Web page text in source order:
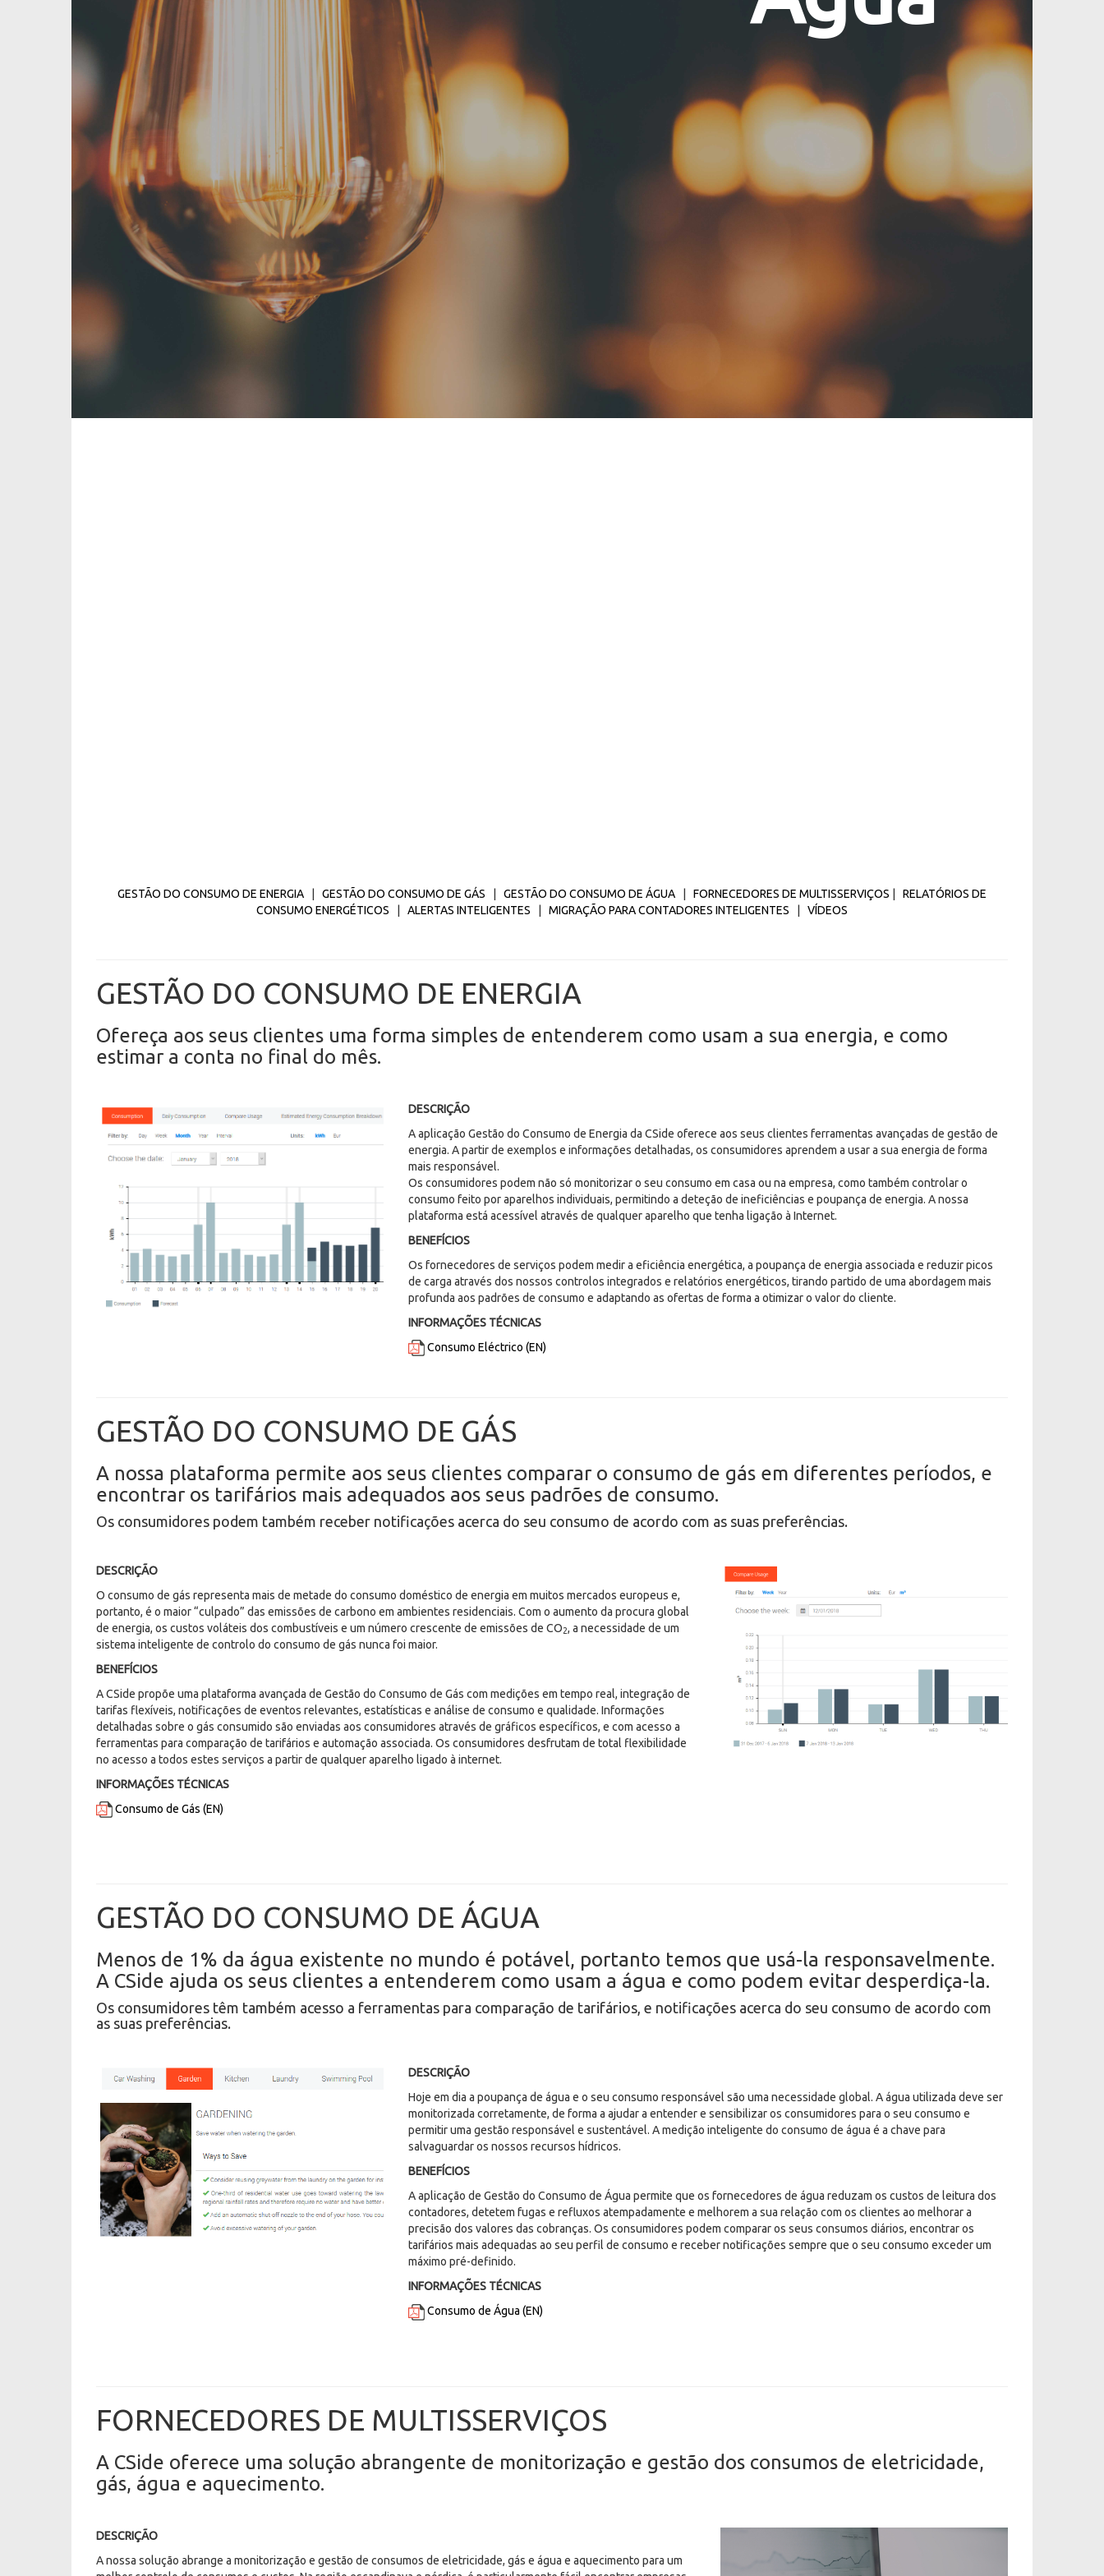
GESTÃO DO CONSUMO DE ENERGIA | GESTÃO DO CONSUMO DE GÁS | GESTÃO DO CONSUMO DE ÁGUA | FORNECEDORES DE MULTISSERVIÇOS | RELATÓRIOS DE
CONSUMO ENERGÉTICOS | ALERTAS INTELIGENTES | MIGRAÇÃO PARA CONTADORES INTELIGENTES | VÍDEOS
GESTÃO DO CONSUMO DE ENERGIA
Ofereça aos seus clientes uma forma simples de entenderem como usam a sua energia, e como
estimar a conta no final do mês.
DESCRIÇÃO
A aplicação Gestão do Consumo de Energia da CSide oferece aos seus clientes ferramentas avançadas de gestão de
energia. A partir de exemplos e informações detalhadas, os consumidores aprendem a usar a sua energia de forma
mais responsável.
Os consumidores podem não só monitorizar o seu consumo em casa ou na empresa, como também controlar o
consumo feito por aparelhos individuais, permitindo a deteção de ineficiências e poupança de energia. A nossa
plataforma está acessível através de qualquer aparelho que tenha ligação à Internet.
BENEFÍCIOS
Os fornecedores de serviços podem medir a eficiência energética, a poupança de energia associada e reduzir picos
de carga através dos nossos controlos integrados e relatórios energéticos, tirando partido de uma abordagem mais
profunda aos padrões de consumo e adaptando as ofertas de forma a otimizar o valor do cliente.
INFORMAÇÕES TÉCNICAS
Consumo Eléctrico (EN)
GESTÃO DO CONSUMO DE GÁS
A nossa plataforma permite aos seus clientes comparar o consumo de gás em diferentes períodos, e
encontrar os tarifários mais adequados aos seus padrões de consumo.
Os consumidores podem também receber notificações acerca do seu consumo de acordo com as suas preferências.
DESCRIÇÃO
O consumo de gás representa mais de metade do consumo doméstico de energia em muitos mercados europeus e,
portanto, é o maior “culpado” das emissões de carbono em ambientes residenciais. Com o aumento da procura global
de energia, os custos voláteis dos combustíveis e um número crescente de emissões de CO2, a necessidade de um
sistema inteligente de controlo do consumo de gás nunca foi maior.
BENEFÍCIOS
A CSide propõe uma plataforma avançada de Gestão do Consumo de Gás com medições em tempo real, integração de
tarifas flexíveis, notificações de eventos relevantes, estatísticas e análise de consumo e qualidade. Informações
detalhadas sobre o gás consumido são enviadas aos consumidores através de gráficos específicos, e com acesso a
ferramentas para comparação de tarifários e automação associada. Os consumidores desfrutam de total flexibilidade
no acesso a todos estes serviços a partir de qualquer aparelho ligado à internet.
INFORMAÇÕES TÉCNICAS
Consumo de Gás (EN)
GESTÃO DO CONSUMO DE ÁGUA
Menos de 1% da água existente no mundo é potável, portanto temos que usá-la responsavelmente.
A CSide ajuda os seus clientes a entenderem como usam a água e como podem evitar desperdiça-la.
Os consumidores têm também acesso a ferramentas para comparação de tarifários, e notificações acerca do seu consumo de acordo com
as suas preferências.
DESCRIÇÃO
Hoje em dia a poupança de água e o seu consumo responsável são uma necessidade global. A água utilizada deve ser
monitorizada corretamente, de forma a ajudar a entender e sensibilizar os consumidores para o seu consumo e
permitir uma gestão responsável e sustentável. A medição inteligente do consumo de água é a chave para
salvaguardar os nossos recursos hídricos.
BENEFÍCIOS
A aplicação de Gestão do Consumo de Água permite que os fornecedores de água reduzam os custos de leitura dos
contadores, detetem fugas e refluxos atempadamente e melhorem a sua relação com os clientes ao melhorar a
precisão dos valores das cobranças. Os consumidores podem comparar os seus consumos diários, encontrar os
tarifários mais adequadas ao seu perfil de consumo e receber notificações sempre que o seu consumo exceder um
máximo pré-definido.
INFORMAÇÕES TÉCNICAS
Consumo de Água (EN)
FORNECEDORES DE MULTISSERVIÇOS
A CSide oferece uma solução abrangente de monitorização e gestão dos consumos de eletricidade,
gás, água e aquecimento.
DESCRIÇÃO
A nossa solução abrange a monitorização e gestão de consumos de eletricidade, gás e água e aquecimento para um